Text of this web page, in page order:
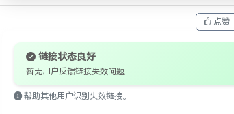
点赞
链接状态良好
暂无用户反馈链接失效问题
帮助其他用户识别失效链接。